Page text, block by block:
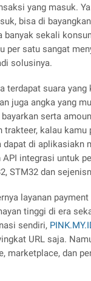
yang masuk.
bisa di
banyak sekali
per satu sangat
solusinya.
terdapat suara yang
juga angka yang
bayarkan serta
trakteer, kalau kamu
di aplikasiakn
integrasi untuk
STM32 dan
layanan
tinggi di era
sendiri,
URL saja.
marketplace, dan